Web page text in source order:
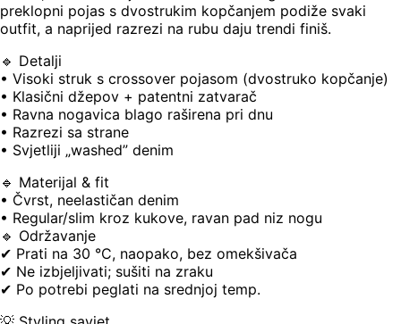
preklopni pojas s dvostrukim kopčanjem podiže svaki
outfit, a naprijed razrezi na rubu daju trendi finiš.
🔹 Detalji
• Visoki struk s crossover pojasom (dvostruko kopčanje)
• Klasični džepov + patentni zatvarač
• Ravna nogavica blago raširena pri dnu
• Razrezi sa strane
• Svjetliji „washed” denim
🔹 Materijal & fit
• Čvrst, neelastičan denim
• Regular/slim kroz kukove, ravan pad niz nogu
🔹 Održavanje
✔ Prati na 30 °C, naopako, bez omekšivača
✔ Ne izbjeljivati; sušiti na zraku
✔ Po potrebi peglati na srednjoj temp.